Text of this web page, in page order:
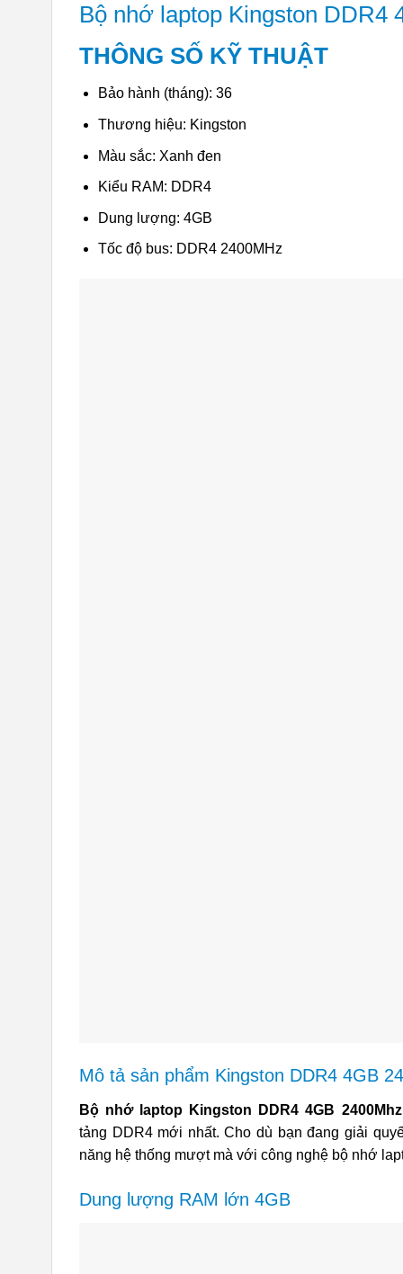
Bộ nhớ laptop Kingston DDR4
THÔNG SỐ KỸ THUẬT
Bảo hành (tháng): 36
Thương hiệu: Kingston
Màu sắc: Xanh đen
Kiểu RAM: DDR4
Dung lượng: 4GB
Tốc độ bus: DDR4 2400MHz
Mô tả sản phẩm Kingston DDR4 4GB
Bộ nhớ laptop Kingston DDR4 4GB
tảng DDR4 mới nhất. Cho dù bạn đang giải
năng hệ thống mượt mà với công nghệ bộ nhớ
Dung lượng RAM lớn 4GB